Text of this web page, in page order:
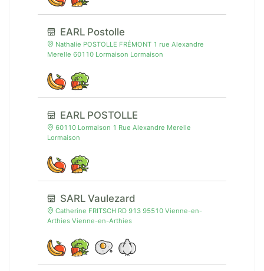
EARL Postolle
Nathalie POSTOLLE FRÉMONT 1 rue Alexandre
Merelle 60110 Lormaison Lormaison
EARL POSTOLLE
60110 Lormaison 1 Rue Alexandre Merelle
Lormaison
SARL Vaulezard
Catherine FRITSCH RD 913 95510 Vienne-en-
Arthies Vienne-en-Arthies